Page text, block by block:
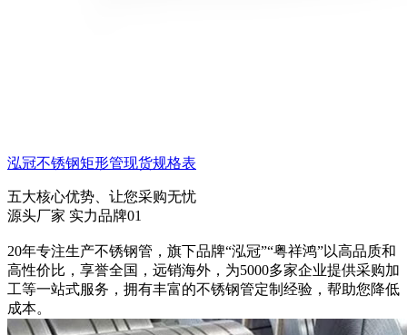
泓冠不锈钢矩形管现货规格表
五大核心优势、让您采购无忧
源头厂家 实力品牌01
20年专注生产不锈钢管，旗下品牌“泓冠”“粤祥鸿”以高品质和
高性价比，享誉全国，远销海外，为5000多家企业提供采购加
工等一站式服务，拥有丰富的不锈钢管定制经验，帮助您降低
成本。